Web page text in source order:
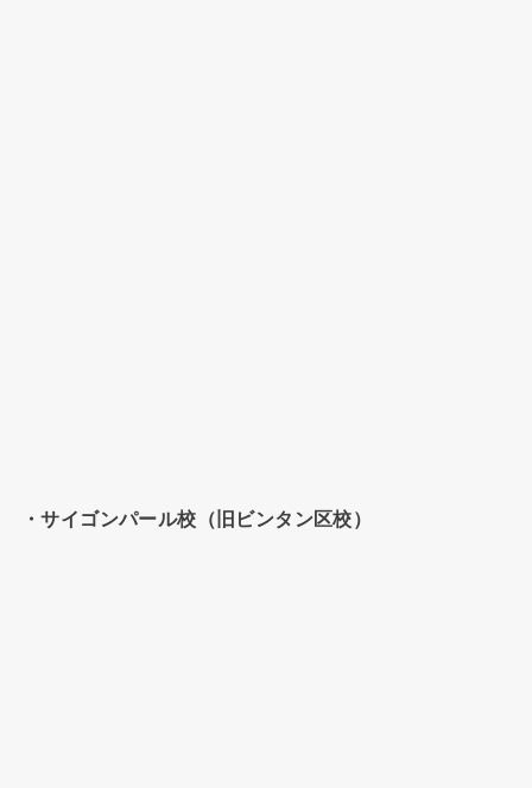
・サイゴンパール校（旧ビンタン区校）